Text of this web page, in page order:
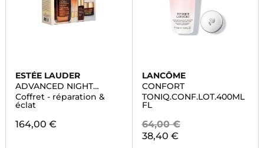
ESTÉE LAUDER
ADVANCED NIGHT
REPAIR
Coffret - réparation &
éclat
164,00 €
LANCÔME
CONFORT
TONIQ.CONF.LOT.400ML
FL
64,00 €
38,40 €